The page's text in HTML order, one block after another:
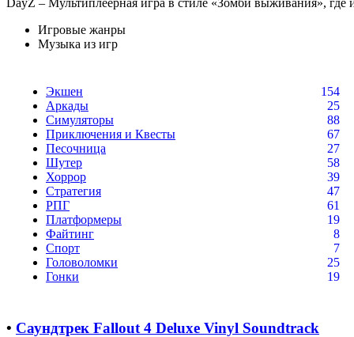
Игровые жанры
Музыка из игр
Экшен
154
Аркады
25
Симуляторы
88
Приключения и Квесты
67
Песочница
27
Шутер
58
Хоррор
39
Стратегия
47
РПГ
61
Платформеры
19
Файтинг
8
Спорт
7
Головоломки
25
Гонки
19
• Саундтрек Fallout 4 Deluxe Vinyl Soundtrack